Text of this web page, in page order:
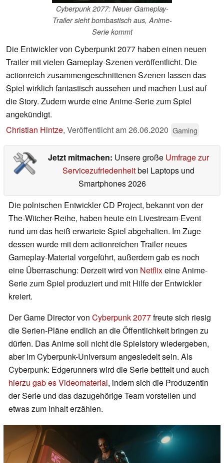
Cyberpunk 2077: Neuer Gameplay-
Trailer sieht bombastisch aus, Anime-
Serie kommt
Die Entwickler von Cyberpunkt 2077 haben einen neuen
Trailer mit vielen Gameplay-Szenen veröffentlicht. Die
actionreich zusammengeschnittenen Szenen lassen das
Spiel wirklich fantastisch aussehen und machen Lust auf
die Story. Zudem wurde eine Anime-Serie zum Spiel
angekündigt.
Christian Hintze, Veröffentlicht am26.06.2020 Gaming
Jetzt mitmachen: Unsere große Umfrage zur
Servicezufriedenheitbei Laptops und
Smartphones 2026
Die polnischen Entwickler CD Project, bekannt von der
The-Witcher-Reihe, haben heute ein Livestream-Event
rund um das heiß erwartete Spiel abgehalten. Im Zuge
dessen wurde mit dem actionreichen Trailer neues
Gameplay-Material vorgeführt, außerdem gab es noch
eine Überraschung: Derzeit wird von Netflixeine Anime-
Serie zum Spiel produziert und mit Hilfe der Entwickler
kreiert.
Der Game Director von Cyberpunk 2077freute sich riesig
die Serien-Pläne endlich an die Öffentlichkeit bringen zu
dürfen. Das Anime soll nicht die Spielstory wiedergeben,
aber im Cyberpunk-Universum angesiedelt sein. Als
Cyberpunk: Edgerunners wird die Serie betitelt und auch
hierzu gab es Videomaterial, indem sich die Produzentin
der Serie und das dazugehörige Team vorstellen und
etwas zum Inhalt erzählen.